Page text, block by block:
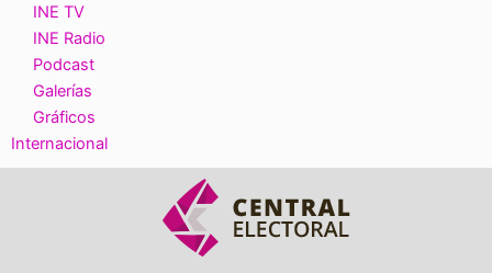
INE TV
INE Radio
Podcast
Galerías
Gráficos
Internacional